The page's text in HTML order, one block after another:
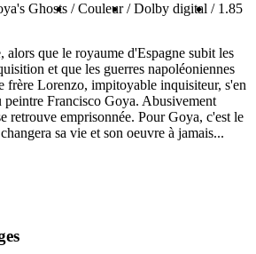
Ghosts / Couleur / Dolby digital / 1.85
que le royaume d'Espagne subit les
et que les guerres napoléoniennes
frère Lorenzo, impitoyable inquisiteur, s'en
peintre Francisco Goya. Abusivement
retrouve emprisonnée. Pour Goya, c'est le
sa vie et son oeuvre à jamais...